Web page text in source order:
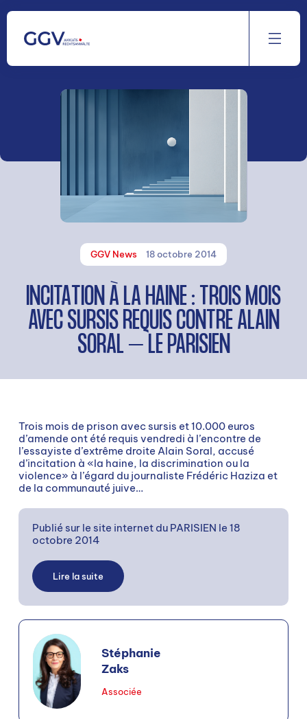
au
contenu
GGV News 18 octobre 2014
INCITATION À LA HAINE : TROIS MOIS
AVEC SURSIS REQUIS CONTRE ALAIN
SORAL – LE PARISIEN
Trois mois de prison avec sursis et 10.000 euros
d’amende ont été requis vendredi à l’encontre de
l’essayiste d’extrême droite Alain Soral, accusé
d’incitation à «la haine, la discrimination ou la
violence» à l’égard du journaliste Frédéric Haziza et
de la communauté juive…
Publié sur le site internet du PARISIEN le 18
octobre 2014
Lire la suite
Stéphanie
Zaks
Associée